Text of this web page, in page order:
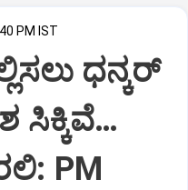
PM IST
ಧನ್ಕರ್‌
ಸಿಕ್ಕಿವೆ…
PM